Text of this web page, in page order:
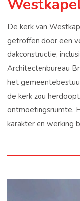
De kerk van
getroffen door een
dakconstructie,
Architectenbureau
het
de kerk zou
ontmoetingsruimte.
karakter en werking